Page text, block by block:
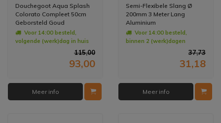
Douchegoot Aqua Splash
Colorato Compleet 50cm
Geborsteld Goud
Voor 14:00 besteld,
volgende (werk)dag in huis
115,00
93,00
Meer info
Semi-Flexibele Slang Ø
200mm 3 Meter Lang
Aluminium
Voor 14:00 besteld,
binnen 2 (werk)dagen
37,73
31,18
Meer info